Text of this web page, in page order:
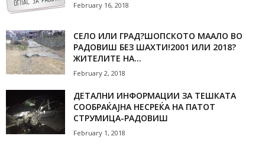
February 16, 2018
СЕЛО ИЛИ ГРАД?ШОПСКОТО МААЛО ВО
РАДОВИШ БЕЗ ШАХТИ!2001 ИЛИ 2018?
ЖИТЕЛИТЕ НА...
February 2, 2018
ДЕТАЛНИ ИНФОРМАЦИИ ЗА ТЕШКАТА
СООБРАЌАЈНА НЕСРЕЌА НА ПАТОТ
СТРУМИЦА-РАДОВИШ
February 1, 2018